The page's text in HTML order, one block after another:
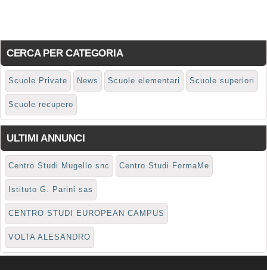
CERCA PER CATEGORIA
Scuole Private News Scuole elementari Scuole superiori
Scuole recupero
ULTIMI ANNUNCI
Centro Studi Mugello snc Centro Studi FormaMe
Istituto G. Parini sas
CENTRO STUDI EUROPEAN CAMPUS
VOLTA ALESANDRO